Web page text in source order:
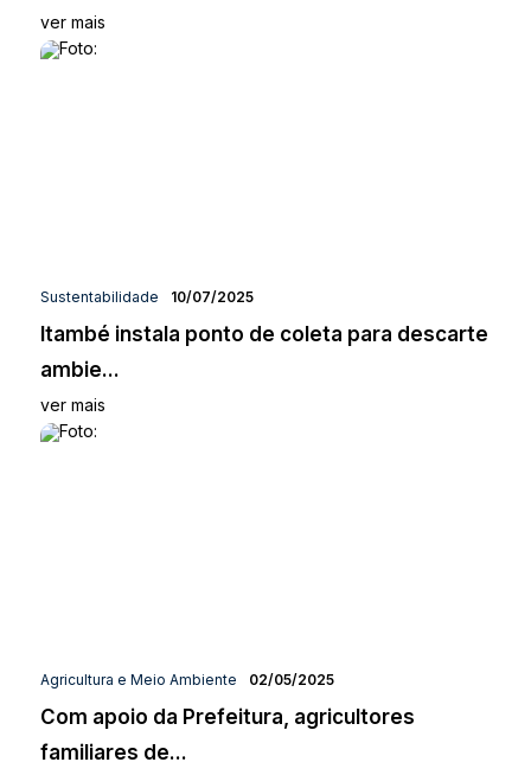
ver mais
Sustentabilidade 10/07/2025
Itambé instala ponto de coleta para descarte
ambie...
ver mais
Agricultura e Meio Ambiente 02/05/2025
Com apoio da Prefeitura, agricultores
familiares de...